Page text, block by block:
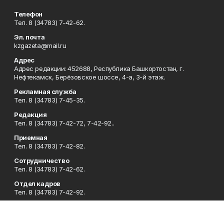
Телефон
Тел. 8 (34783) 7-42-62.
Эл. почта
kzgazeta@mail.ru
Адрес
Адрес редакции: 452688, Республика Башкортостан, г.
Нефтекамск, Берёзовское шоссе, 4-а, 3-й этаж.
Рекламная служба
Тел. 8 (34783) 7-45-35.
Редакция
Тел. 8 (34783) 7-42-72, 7-42-92..
Приемная
Тел. 8 (34783) 7-42-82.
Сотрудничество
Тел. 8 (34783) 7-42-62.
Отдел кадров
Тел. 8 (34783) 7-42-92.